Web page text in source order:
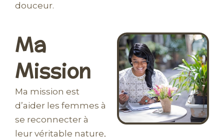
douceur.
Ma
Mission
Ma mission est
d’aider les femmes à
se reconnecter à
leur véritable nature,